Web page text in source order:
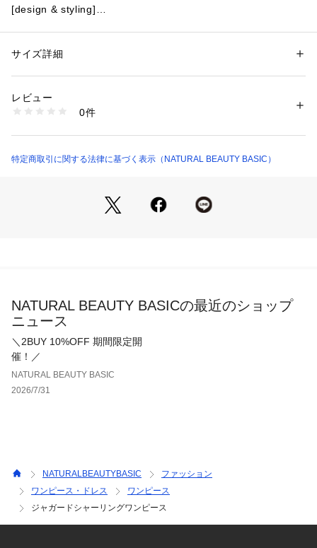
[design & styling]
いれ、メリハリ感をだしながら、着心地の良さもキープしたデ
す。程よい光沢感のある素材でコートINにも華やか。オフィス
シーンはもちろん、ちょっとかしこまったお呼ばれシーンにも
繊細で柔らかい楊柳素材。小花柄のジャガード織りが施されて
性別：レディース
素材：（表生地）ポリエステル 100%（裏生地）ポリエステル 100%
洗濯：40℃非常に弱い 酸素系漂白○ アイロン150℃ ドライ弱い タンブル
乾燥× 吊り干し ウェット非常に弱い
商品番号：1100700000742 （モール）
サイズ詳細
レビュー
0件
特定商取引に関する法律に基づく表示（NATURAL BEAUTY BASIC）
NATURAL BEAUTY BASICの最近のショップ
ニュース
＼2BUY 10%OFF 期間限定開
催！／
NATURAL BEAUTY BASIC
2026/7/31
NATURALBEAUTYBASIC
ファッション
ワンピース・ドレス
ワンピース
ジャガードシャーリングワンピース